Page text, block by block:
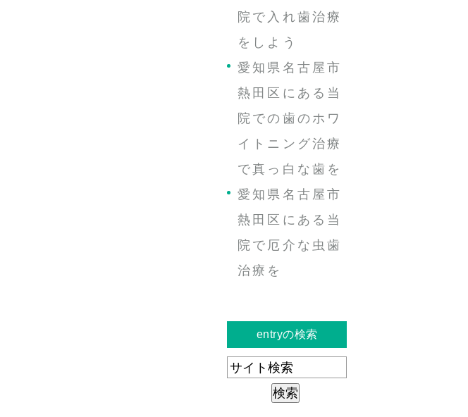
院で入れ歯治療
をしよう
愛知県名古屋市
熱田区にある当
院での歯のホワ
イトニング治療
で真っ白な歯を
愛知県名古屋市
熱田区にある当
院で厄介な虫歯
治療を
entryの検索